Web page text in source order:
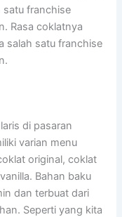
satu franchise
Rasa coklatnya
salah satu franchise
di pasaran
varian menu
original, coklat
Bahan baku
dan terbuat dari
Seperti yang kita